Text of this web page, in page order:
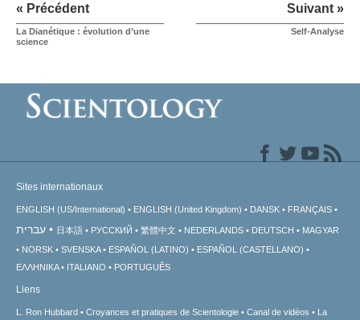
« Précédent
La Dianétique : évolution d’une
science
Suivant »
Self-Analyse
Sites internationaux
ENGLISH (US/International) ENGLISH (United Kingdom) DANSK FRANÇAIS
עברית 日本語 РУССКИЙ 繁體中文 NEDERLANDS DEUTSCH
MAGYAR
NORSK
SVENSKA ESPAÑOL (LATINO)
ESPAÑOL (CASTELLANO)
ΕΛΛΗΝΙΚA
ITALIANO PORTUGUÊS
Liens
L. Ron Hubbard Croyances et pratiques de Scientologie Canal de vidéos La